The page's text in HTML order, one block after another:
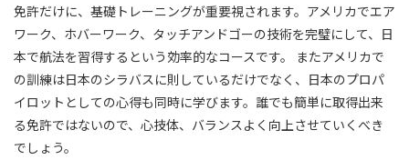
免許だけに、基礎トレーニングが重要視されます。アメリカでエア
ワーク、ホバーワーク、タッチアンドゴーの技術を完璧にして、日
本で航法を習得するという効率的なコースです。 またアメリカで
の訓練は日本のシラバスに則しているだけでなく、日本のプロパ
イロットとしての心得も同時に学びます。誰でも簡単に取得出来
る免許ではないので、心技体、バランスよく向上させていくべき
でしょう。